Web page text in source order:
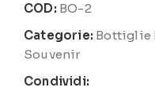
COD: BO-2
Categorie: Bottiglie
Souvenir
Condividi: